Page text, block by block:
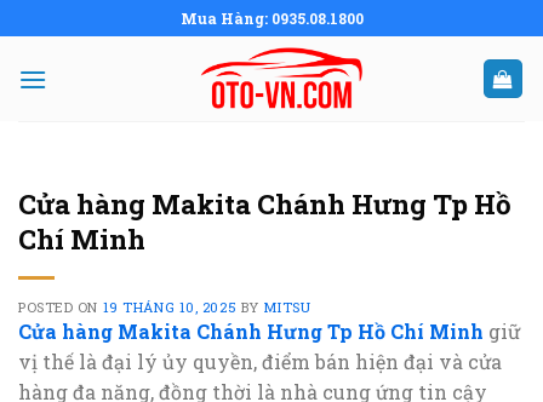
to
content
Mua Hàng: 0935.08.1800
Cửa hàng Makita Chánh Hưng Tp Hồ
Chí Minh
POSTED ON 19 THÁNG 10, 2025 BY MITSU
Cửa hàng Makita Chánh Hưng Tp Hồ Chí Minh giữ
vị thế là đại lý ủy quyền, điểm bán hiện đại và cửa
hàng đa năng, đồng thời là nhà cung ứng tin cậy